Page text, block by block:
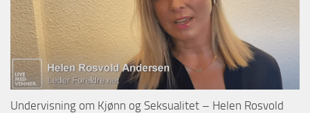
Undervisning om Kjønn og Seksualitet – Helen Rosvold